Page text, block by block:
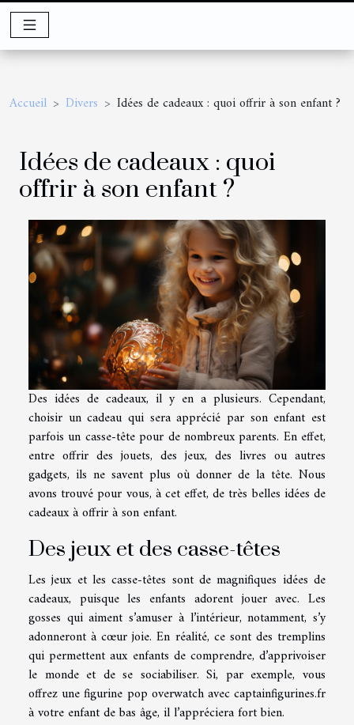
Accueil Divers Idées de cadeaux : quoi offrir à son enfant ?
Idées de cadeaux : quoi
offrir à son enfant ?
Des idées de cadeaux, il y en a plusieurs. Cependant,
choisir un cadeau qui sera apprécié par son enfant est
parfois un casse-tête pour de nombreux parents. En effet,
entre offrir des jouets, des jeux, des livres ou autres
gadgets, ils ne savent plus où donner de la tête. Nous
avons trouvé pour vous, à cet effet, de très belles idées de
cadeaux à offrir à son enfant.
Des jeux et des casse-têtes
Les jeux et les casse-têtes sont de magnifiques idées de
cadeaux, puisque les enfants adorent jouer avec. Les
gosses qui aiment s’amuser à l’intérieur, notamment, s’y
adonneront à cœur joie. En réalité, ce sont des tremplins
qui permettent aux enfants de comprendre, d’apprivoiser
le monde et de se sociabiliser. Si, par exemple, vous
offrez une figurine pop overwatch avec captainfigurines.fr
à votre enfant de bas âge, il l’appréciera fort bien.